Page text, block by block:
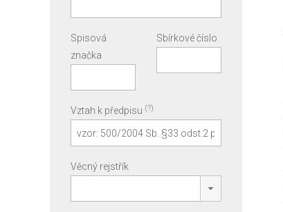
Spisová
značka
Sbírkové číslo
Vztah k předpisu (?)
Věcný rejstřík